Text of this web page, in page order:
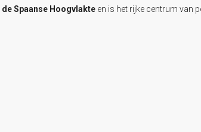
de Spaanse Hoogvlakte en is het rijke centrum van